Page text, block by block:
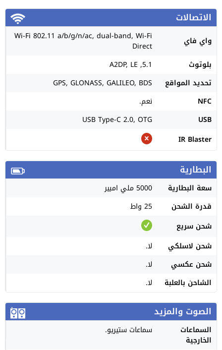
الاتصالات
واي فاي Wi-Fi 802.11 a/b/g/n/ac, dual-band, Wi-Fi
Direct
بلوتوث
5.1, A2DP, LE
تحديد المواقع
GPS, GLONASS, GALILEO, BDS
NFC
نعم.
USB
USB Type-C 2.0, OTG
IR Blaster
البطارية
سعة البطارية
5000 ملي امبير
قدرة الشحن
25 واط
شحن سريع
شحن لاسلكي
لا.
شحن عكسي
لا.
الشاحن بالعلبة
لا.
الصوت والمزيد
السماعات
الخارجية
سماعات ستيريو.